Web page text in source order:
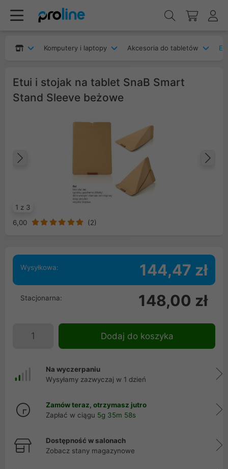
Komputery i laptopy Akcesoria do tabletów
Etui i stojak na tablet SnaB Smart
Stand Sleeve beżowe
1 z 3
Poprzedni
6,00 (2)
Wysyłkowa: 144,47 zł
Stacjonarna: 148,00 zł
Dodaj do koszyka
Na wyczerpaniu
Wysyłamy zazwyczaj w 1 dzień
Zamów teraz, otrzymasz jutro
Zapłać w ciągu 5g 35m 58s
Dostępność w salonach
Zobacz stany magazynowe